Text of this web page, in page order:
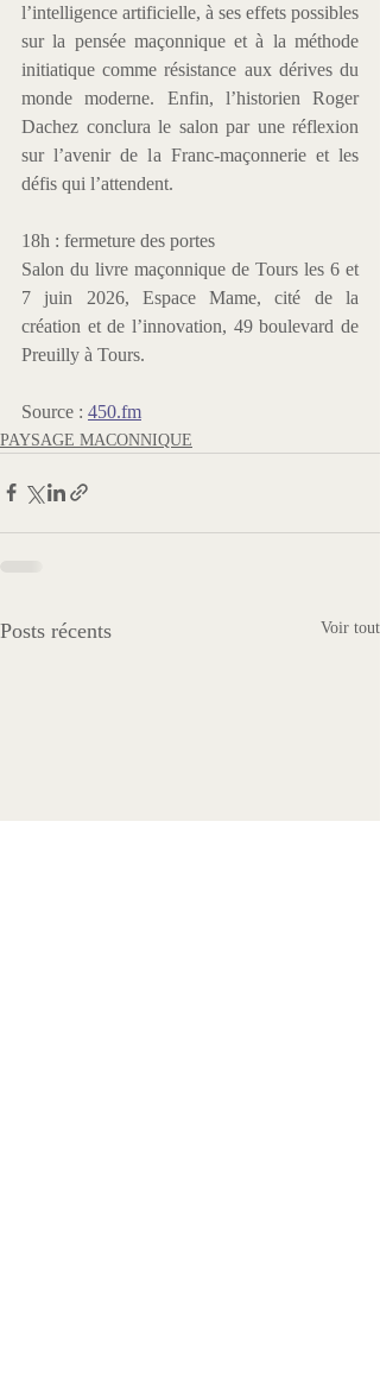
l’intelligence artificielle, à ses effets possibles
sur la pensée maçonnique et à la méthode
initiatique comme résistance aux dérives du
monde moderne. Enfin, l’historien Roger
Dachez conclura le salon par une réflexion
sur l’avenir de la Franc-maçonnerie et les
défis qui l’attendent.
18h : fermeture des portes
Salon du livre maçonnique de Tours les 6 et
7 juin 2026, Espace Mame, cité de la
création et de l’innovation, 49 boulevard de
Preuilly à Tours.
Source : 450.fm
PAYSAGE MACONNIQUE
Posts récents Voir tout